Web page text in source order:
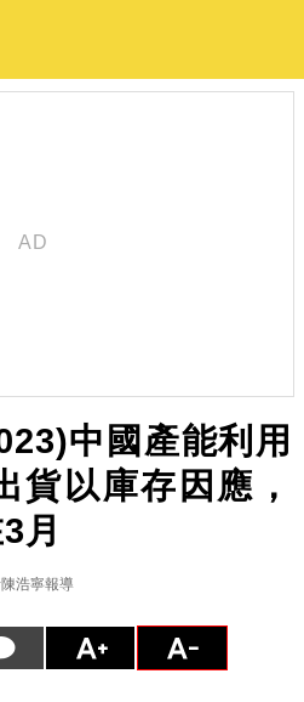
中國產能利用
貨以庫存因應，
月
浩寧報導